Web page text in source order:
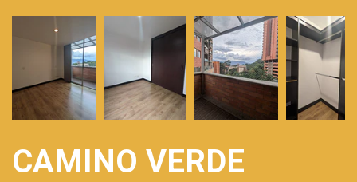
CAMINO VERDE